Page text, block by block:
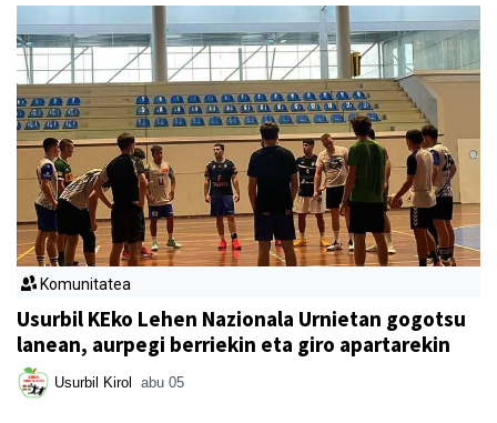
Komunitatea
Usurbil KEko Lehen Nazionala Urnietan gogotsu
lanean, aurpegi berriekin eta giro apartarekin
Usurbil Kirol abu 05